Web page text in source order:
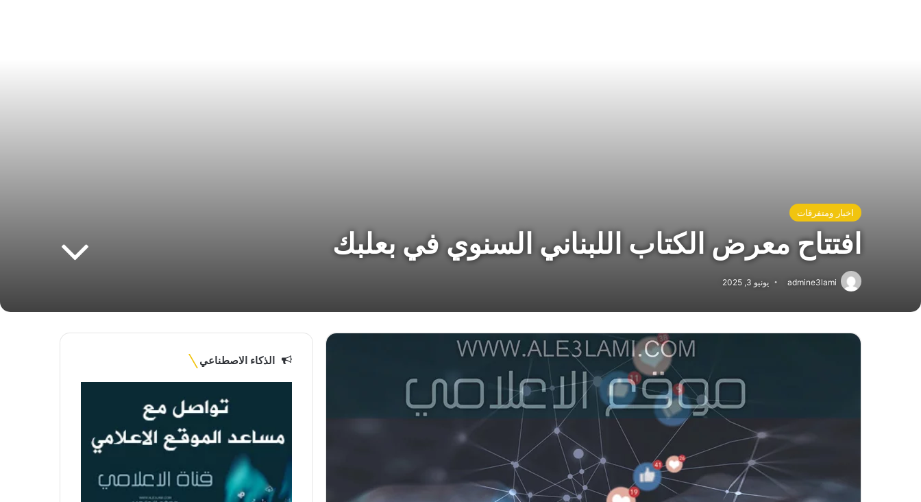
اخبار ومتفرقات
افتتاح معرض الكتاب اللبناني السنوي في بعلبك
admine3lami يونيو 3, 2025
الذكاء الاصطناعي